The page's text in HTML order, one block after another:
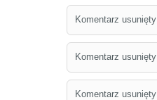
Komentarz usunięty
Komentarz usunięty
Komentarz usunięty